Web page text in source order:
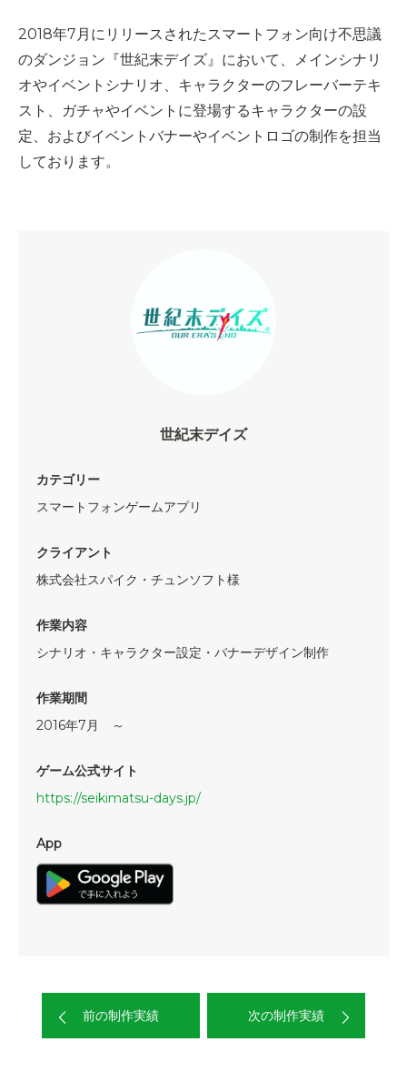
2018年7月にリリースされたスマートフォン向け不思議
のダンジョン『世紀末デイズ』において、メインシナリ
オやイベントシナリオ、キャラクターのフレーバーテキ
スト、ガチャやイベントに登場するキャラクターの設
定、およびイベントバナーやイベントロゴの制作を担当
しております。
世紀末デイズ
カテゴリー
スマートフォンゲームアプリ
クライアント
株式会社スパイク・チュンソフト様
作業内容
シナリオ・キャラクター設定・バナーデザイン制作
作業期間
2016年7月 ～
ゲーム公式サイト
https://seikimatsu-days.jp/
App
前の制作実績 次の制作実績